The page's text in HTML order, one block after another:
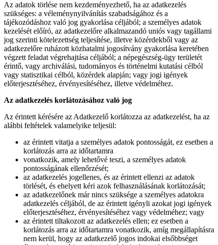
Az adatok törlése nem kezdeményezhető, ha az adatkezelés
szükséges: a véleménynyilvánítás szabadságához és a
tájékozódáshoz való jog gyakorlása céljából; a személyes adatok
kezelését előíró, az adatkezelőre alkalmazandó uniós vagy tagállami
jog szerinti kötelezettség teljesítése, illetve közérdekből vagy az
adatkezelőre ruházott közhatalmi jogosítvány gyakorlása keretében
végzett feladat végrehajtása céljából; a népegészség-ügy területét
érintő, vagy archiválási, tudományos és történelmi kutatási célból
vagy statisztikai célból, közérdek alapján; vagy jogi igények
előterjesztéséhez, érvényesítéséhez, illetve védelméhez.
Az adatkezelés korlátozásához való jog
Az érintett kérésére az Adatkezelő korlátozza az adatkezelést, ha az
alábbi feltételek valamelyike teljesül:
az érintett vitatja a személyes adatok pontosságát, ez esetben a
korlátozás arra az időtartamra
vonatkozik, amely lehetővé teszi, a személyes adatok
pontosságának ellenőrzését;
az adatkezelés jogellenes, és az érintett ellenzi az adatok
törlését, és ehelyett kéri azok felhasználásának korlátozását;
az adatkezelőnek már nincs szüksége a személyes adatokra
adatkezelés céljából, de az érintett igényli azokat jogi igények
előterjesztéséhez, érvényesítéséhez vagy védelméhez; vagy
az érintett tiltakozott az adatkezelés ellen; ez esetben a
korlátozás arra az időtartamra vonatkozik, amíg megállapításra
nem kerül, hogy az adatkezelő jogos indokai elsőbbséget